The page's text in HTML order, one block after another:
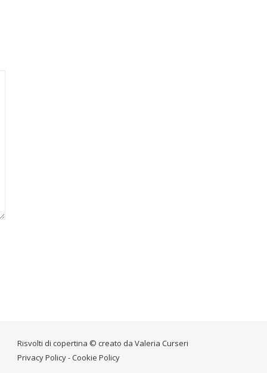
Risvolti di copertina © creato da Valeria Curseri
Privacy Policy-Cookie Policy